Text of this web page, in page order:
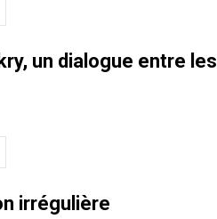
un dialogue entre les
irrégulière